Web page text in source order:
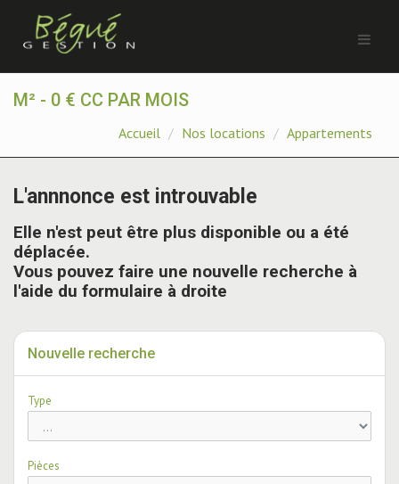
M² - 0 € CC PAR MOIS
Accueil Nos locations Appartements
L'annnonce est introuvable
Elle n'est peut être plus disponible ou a été
déplacée.
Vous pouvez faire une nouvelle recherche à
l'aide du formulaire à droite
Nouvelle recherche
Type
Pièces